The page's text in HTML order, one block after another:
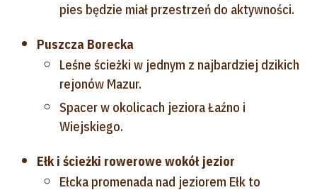
pies będzie miał przestrzeń do aktywności.
Puszcza Borecka
Leśne ścieżki w jednym z najbardziej dzikich
rejonów Mazur.
Spacer w okolicach jeziora Łaźno i
Wiejskiego.
Ełk i ścieżki rowerowe wokół jezior
Ełcka promenada nad jeziorem Ełk to